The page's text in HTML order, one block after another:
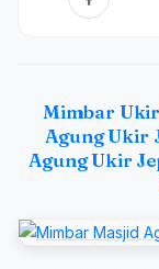
Mimbar
Agung Ukir
Agung Ukir